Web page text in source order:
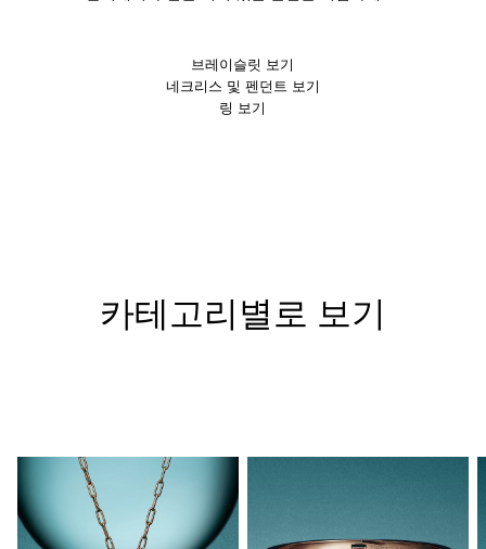
브레이슬릿 보기
네크리스 및 펜던트 보기
링 보기
카테고리별로 보기